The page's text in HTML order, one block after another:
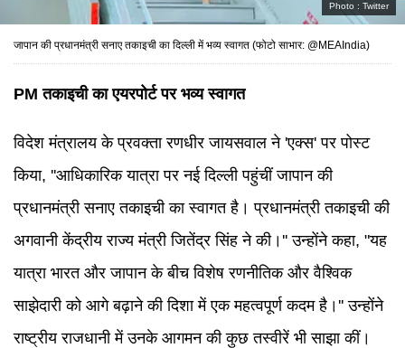
Photo : Twitter
जापान की प्रधानमंत्री सनाए तकाइची का दिल्ली में भव्य स्वागत (फोटो साभार: @MEAIndia)
PM तकाइची का एयरपोर्ट पर भव्य स्वागत
विदेश मंत्रालय के प्रवक्ता रणधीर जायसवाल ने 'एक्स' पर पोस्ट
किया, ''आधिकारिक यात्रा पर नई दिल्ली पहुंचीं जापान की
प्रधानमंत्री सनाए तकाइची का स्वागत है। प्रधानमंत्री तकाइची की
अगवानी केंद्रीय राज्य मंत्री जितेंद्र सिंह ने की।'' उन्होंने कहा, "यह
यात्रा भारत और जापान के बीच विशेष रणनीतिक और वैश्विक
साझेदारी को आगे बढ़ाने की दिशा में एक महत्वपूर्ण कदम है।'' उन्होंने
राष्ट्रीय राजधानी में उनके आगमन की कुछ तस्वीरें भी साझा कीं।